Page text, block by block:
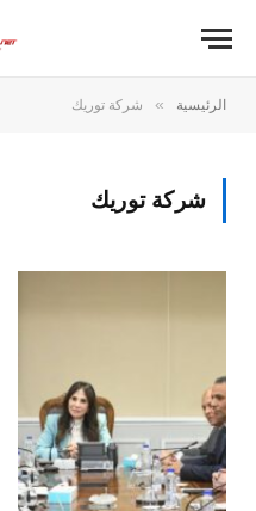
الرئيسية » شركة توريك
شركة توريك